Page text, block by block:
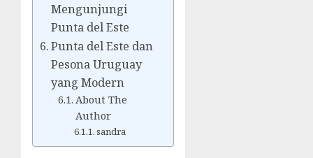
Mengunjungi
Punta del Este
Punta del Este dan
Pesona Uruguay
yang Modern
About The
Author
sandra